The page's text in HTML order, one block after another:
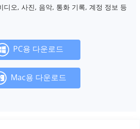
디오, 사진, 음악, 통화 기록, 계정 정보 등
PC용 다운로드
Mac용 다운로드